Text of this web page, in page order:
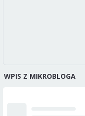
WPIS Z MIKROBLOGA